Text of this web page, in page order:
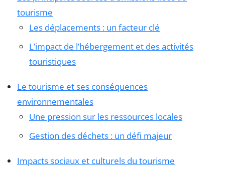
tourisme
Les déplacements : un facteur clé
L’impact de l’hébergement et des activités
touristiques
Le tourisme et ses conséquences
environnementales
Une pression sur les ressources locales
Gestion des déchets : un défi majeur
Impacts sociaux et culturels du tourisme